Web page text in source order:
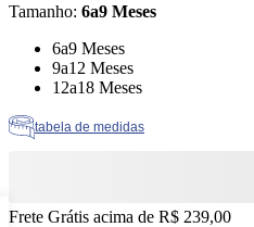
Tamanho: 6a9 Meses
Tamanho: 6a9 Meses
6a9 Meses
Tamanho: 9a12 Meses
9a12 Meses
Tamanho: 12a18 Meses
12a18 Meses
tabela de medidas
Frete Grátis acima de R$ 239,00